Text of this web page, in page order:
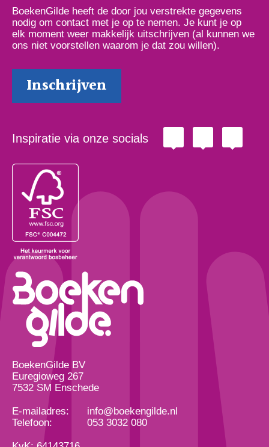
BoekenGilde heeft de door jou verstrekte gegevens
nodig om contact met je op te nemen. Je kunt je op
elk moment weer makkelijk uitschrijven (al kunnen we
ons niet voorstellen waarom je dat zou willen).
Inspiratie via onze socials
BoekenGilde BV
Euregioweg 267
7532 SM Enschede
E-mailadres:
info@boekengilde.nl
Telefoon:
053 3032 080